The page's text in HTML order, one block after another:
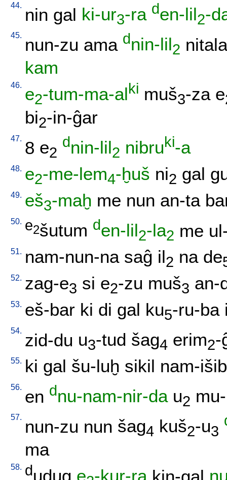
44. nin gal ki-ur3-ra den-lil2-
45. nun-zu ama dnin-lil2
kam
46. e2-tum-ma-alki muš3-za e
bi2-in-ĝar
47. 8 e2
dnin-lil2 nibruki-a
48. e2-me-lem4-ḫuš ni2 gal
49. eš3-maḫ me nun an-ta
50. e2šutum den-lil2-la2 me
51. nam-nun-na saĝ il2 na de
52. zag-e3 si e2-zu muš3 an-
53. eš-bar ki di gal ku5-ru-ba
54. zid-du u3-tud šag4 erim2-
55. ki gal šu-luḫ sikil nam-
56. en dnu-nam-nir-da u2
57. nun-zu nun šag4 kuš2-u3
ma
58. dudug e -kur-ra kin-gal